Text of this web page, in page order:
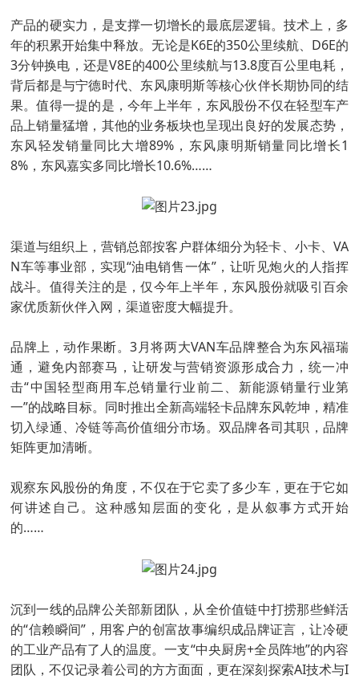
产品的硬实力，是支撑一切增长的最底层逻辑。技术上，多
年的积累开始集中释放。无论是K6E的350公里续航、D6E的
3分钟换电，还是V8E的400公里续航与13.8度百公里电耗，
背后都是与宁德时代、东风康明斯等核心伙伴长期协同的结
果。值得一提的是，今年上半年，东风股份不仅在轻型车产
品上销量猛增，其他的业务板块也呈现出良好的发展态势，
东风轻发销量同比大增89%，东风康明斯销量同比增长1
8%，东风嘉实多同比增长10.6%……
渠道与组织上，营销总部按客户群体细分为轻卡、小卡、VA
N车等事业部，实现“油电销售一体”，让听见炮火的人指挥
战斗。值得关注的是，仅今年上半年，东风股份就吸引百余
家优质新伙伴入网，渠道密度大幅提升。
品牌上，动作果断。3月将两大VAN车品牌整合为东风福瑞
通，避免内部赛马，让研发与营销资源形成合力，统一冲
击“中国轻型商用车总销量行业前二、新能源销量行业第
一”的战略目标。同时推出全新高端轻卡品牌东风乾坤，精准
切入绿通、冷链等高价值细分市场。双品牌各司其职，品牌
矩阵更加清晰。
观察东风股份的角度，不仅在于它卖了多少车，更在于它如
何讲述自己。这种感知层面的变化，是从叙事方式开始
的……
沉到一线的品牌公关部新团队，从全价值链中打捞那些鲜活
的“信赖瞬间”，用客户的创富故事编织成品牌证言，让冷硬
的工业产品有了人的温度。一支“中央厨房+全员阵地”的内容
团队，不仅记录着公司的方方面面，更在深刻探索AI技术与I